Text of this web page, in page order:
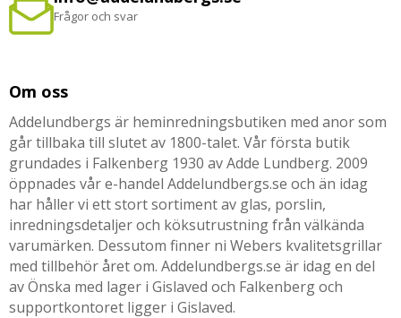
Frågor och svar
Om oss
Addelundbergs är heminredningsbutiken med anor som
går tillbaka till slutet av 1800-talet. Vår första butik
grundades i Falkenberg 1930 av Adde Lundberg. 2009
öppnades vår e-handel Addelundbergs.se och än idag
har håller vi ett stort sortiment av glas, porslin,
inredningsdetaljer och köksutrustning från välkända
varumärken. Dessutom finner ni Webers kvalitetsgrillar
med tillbehör året om. Addelundbergs.se är idag en del
av Önska med lager i Gislaved och Falkenberg och
supportkontoret ligger i Gislaved.